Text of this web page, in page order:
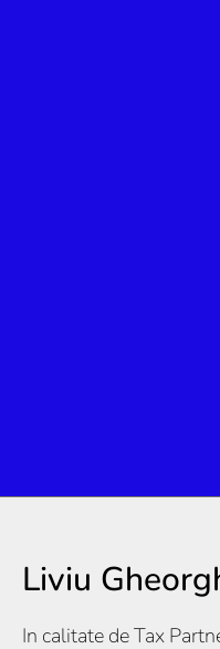
Liviu
In calitate de Tax